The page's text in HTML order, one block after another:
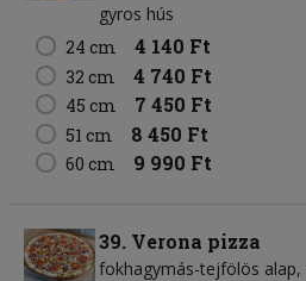
gyros hús
24 cm
4 140 Ft
32 cm 4 740 Ft
45 cm 7 450 Ft
51 cm 8 450 Ft
60 cm 9 990 Ft
39. Verona pizza
fokhagymás-tejfölös alap